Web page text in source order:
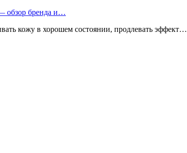
— обзор бренда и…
кожу в хорошем состоянии, продлевать эффект…